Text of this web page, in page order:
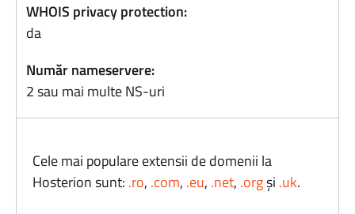
WHOIS privacy protection:
da
Număr nameservere:
2 sau mai multe NS-uri
Cele mai populare extensii de domenii la
Hosterion sunt: .ro, .com, .eu, .net, .orgși .uk.